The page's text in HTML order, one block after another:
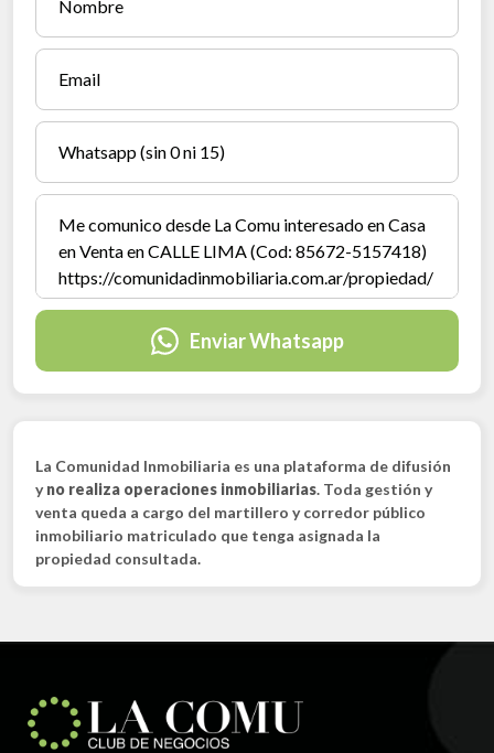
Enviar Whatsapp
La Comunidad Inmobiliaria es una plataforma de difusión
yno realiza operaciones inmobiliarias. Toda gestión y
venta queda a cargo del martillero y corredor público
inmobiliario matriculado que tenga asignada la
propiedad consultada.